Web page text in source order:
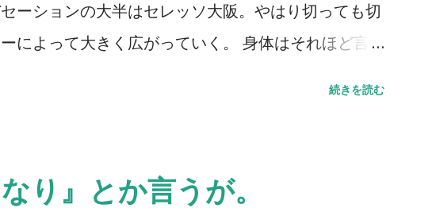
ーションの大半はセレッソ大阪。やはり切っても切
によって大きく広がっていく。 身体はそれほど言
でもない。 小樽へ行ってきた。札幌に行く用があ
けだ。グラウンドに着いた瞬間に我が目を疑った。
続きを読む
り』とか言うが。